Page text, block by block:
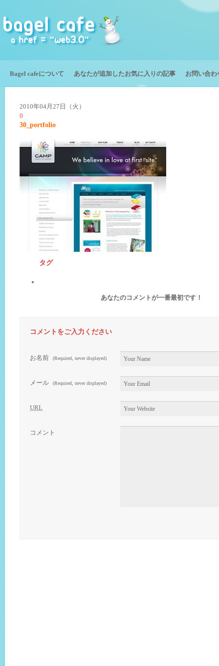
Bagel cafeについて あなたが追加したお気に入りの記事 お問い合わ
2010年04月27日（火）
0
30_portfolio
タグ
あなたのコメントが一番最初です！
コメントをご入力ください
お名前 (Required, never displayed)
メール (Required, never displayed)
URL
コメント